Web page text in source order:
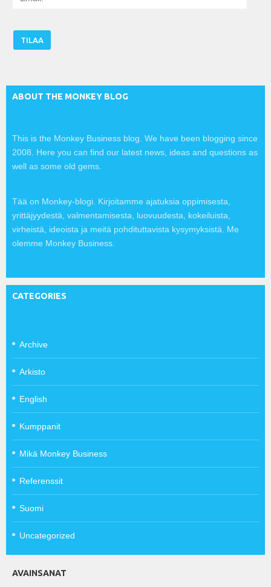
l
ABOUT THE MONKEY BLOG
This is the Monkey Business blog. We have been blogging since
2008. Here you can find our latest news, ideas and questions as
well as some old gems.
Tää on Monkey-blogi. Kirjoitamme ajatuksia oppimisesta,
yrittäjyydestä, valmentamisesta, luovuudesta, kokeiluista,
virheistä, ideoista ja meitä pohdituttavista kysymyksistä. Me
olemme Monkey Business.
CATEGORIES
Archive
Arkisto
English
Kumppanit
Mikä Monkey Business
Referenssit
Suomi
Uncategorized
AVAINSANAT